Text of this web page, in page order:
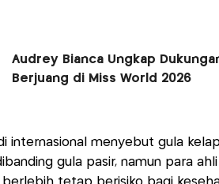
Audrey Bianca Ungkap
Berjuang di Miss World 2026
internasional menyebut gula
gula pasir, namun para